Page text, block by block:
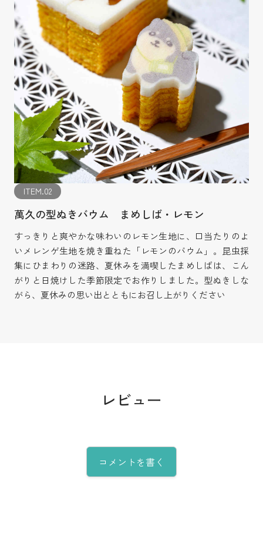
ITEM.02
萬久の型ぬきバウム まめしば・レモン
すっきりと爽やかな味わいのレモン生地に、口当たりのよ
いメレンゲ生地を焼き重ねた「レモンのバウム」。昆虫採
集にひまわりの迷路、夏休みを満喫したまめしばは、こん
がりと日焼けした季節限定でお作りしました。型ぬきしな
がら、夏休みの思い出とともにお召し上がりください
レビュー
コメントを書く